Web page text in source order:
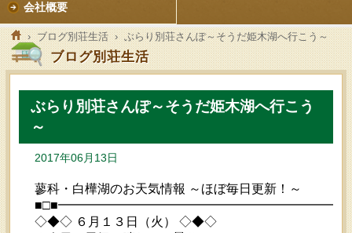
会社概要
›ブログ別荘生活› ぶらり別荘さんぽ～そうだ姫木湖へ行こう～
ブログ別荘生活
ぶらり別荘さんぽ～そうだ姫木湖へ行こう
～
2017年06月13日
蓼科・白樺湖のお天気情報 ～ほぼ毎日更新！～
◇◆◇ ６月１３日（火） ◇◆◇